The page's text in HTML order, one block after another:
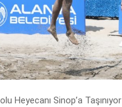
Heyecanı Sinop’a Taşınıyor